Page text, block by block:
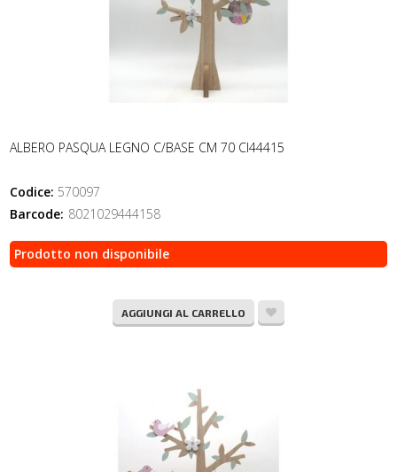
ALBERO PASQUA LEGNO C/BASE CM 70 CI44415
Codice: 570097
Barcode: 8021029444158
Prodotto non disponibile
AGGIUNGI AL CARRELLO